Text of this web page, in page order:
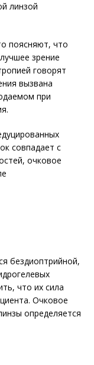
линзой
поясняют, что
зрение
говорят
вызвана
при
совпадает с
очковое
бездиоптрийной,
что их сила
Очковое
определяется